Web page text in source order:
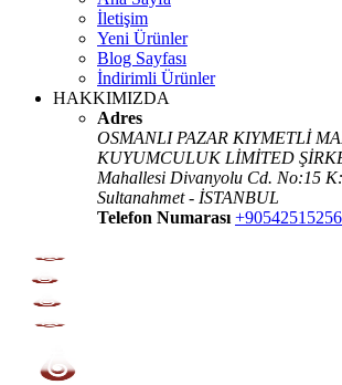
İletişim
Yeni Ürünler
Blog Sayfası
İndirimli Ürünler
HAKKIMIZDA
Adres
OSMANLI PAZAR KIYMETLİ
KUYUMCULUK LİMİTED
Mahallesi Divanyolu Cd. No:15
Sultanahmet - İSTANBUL
Telefon Numarası